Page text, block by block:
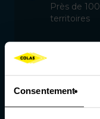
Consentement
Près de
territoires
40000